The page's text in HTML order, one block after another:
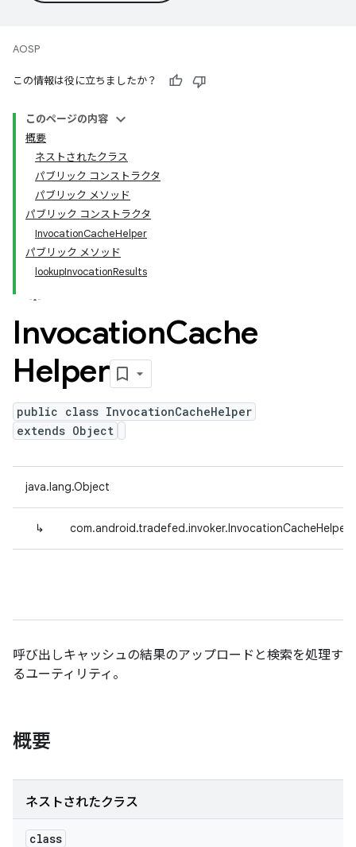
AOSP
この情報は役に立ちましたか？
このページの内容
概要
ネストされたクラス
パブリック コンストラクタ
パブリック メソッド
パブリック コンストラクタ
InvocationCacheHelper
パブリック メソッド
lookupInvocationResults
InvocationCache
Helper
public class InvocationCacheHelper
extends Object
java.lang.Object
↳ com.android.tradefed.invoker.InvocationCacheHelper
呼び出しキャッシュの結果のアップロードと検索を処理す
るユーティリティ。
概要
ネストされたクラス
class